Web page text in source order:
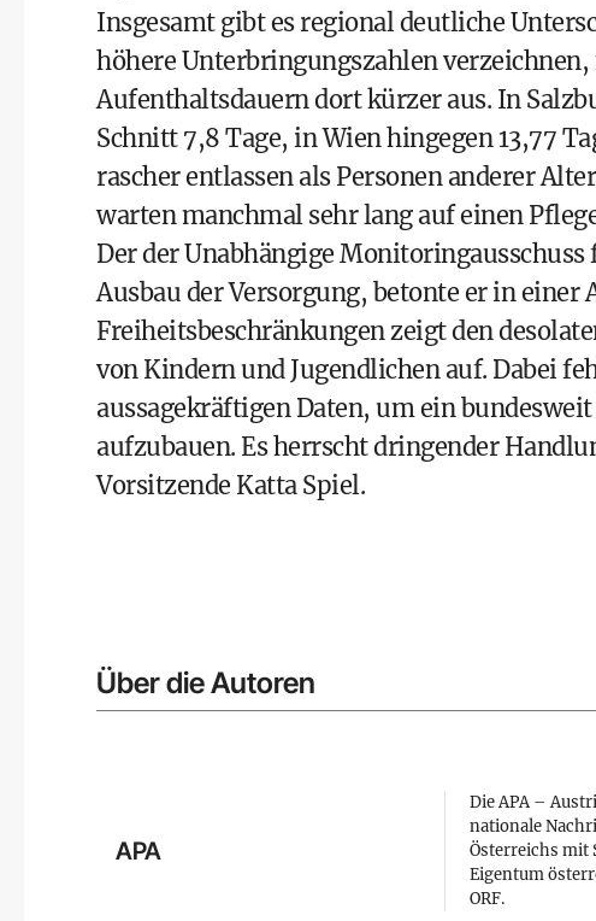
Insgesamt gibt es regional deutliche
höhere Unterbringungszahlen
Aufenthaltsdauern dort kürzer aus. In
Schnitt 7,8 Tage, in Wien hingegen 13,77
rascher entlassen als Personen anderer
warten manchmal sehr lang auf einen
Der der Unabhängige
Ausbau der Versorgung, betonte er in einer
Freiheitsbeschränkungen zeigt den
von Kindern und Jugendlichen auf. Dabei
aussagekräftigen Daten, um ein
aufzubauen. Es herrscht dringender
Vorsitzende Katta Spiel.
Über die Autoren
APA
Die APA –
nationale
Österreichs mit
Eigentum
ORF.